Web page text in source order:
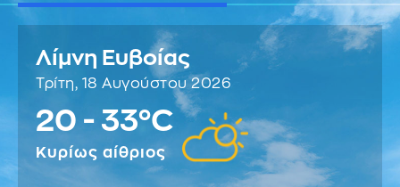
Λίμνη Ευβοίας
Τρίτη, 18 Αυγούστου 2026
20 - 33°C
Κυρίως αίθριος